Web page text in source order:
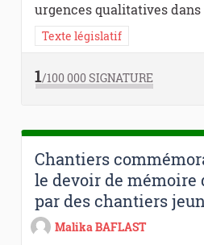
urgences qualitatives dans
Texte législatif
1/100 000SIGNATURE
Chantiers
le devoir de mémoire
par des chantiers
Malika BAFLAST